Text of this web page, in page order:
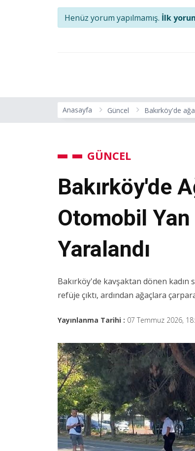
Henüz yorum yapılmamış. İlk
Anasayfa Güncel Bakırköy'de
GÜNCEL
Bakırköy'de
Otomobil
Yaralandı
Bakırköy'de kavşaktan dönen
refüje çıktı, ardından ağaçlara
Yayınlanma Tarihi : 07 Temmuz 2026,